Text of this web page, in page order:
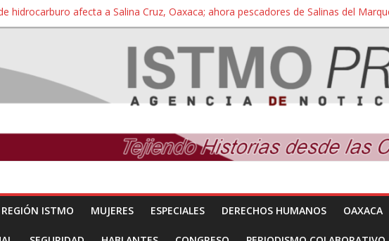
hidrocarburo afecta a Salina Cruz, Oaxaca; ahora pescadores de Salinas del
expulsado por la Universidad Bienestar de Ixtepec, Oaxaca vuelve a las aulas tras
Alejandro Leyva se reúnen con titular de la SEGOB y exigen detener a los
Juchitán, Oaxaca de nuevo despojo de su territorio para construir un parque
ikoots detienen la extracción ilegal de material pétreo de gravera Oyamel
REGIÓN ISTMO MUJERES ESPECIALES DERECHOS HUMANOS OAXACA